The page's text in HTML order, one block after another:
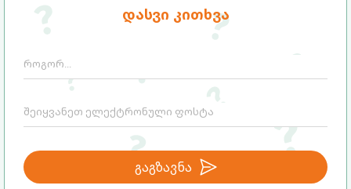
დასვი კითხვა
გაგზავნა